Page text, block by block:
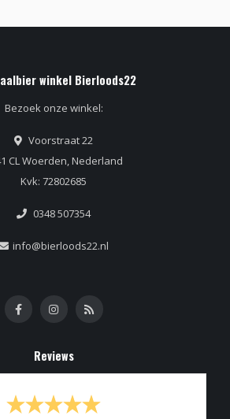
winkel Bierloods22
Bezoek onze winkel:
Voorstraat 22
CL Woerden, Nederland
Kvk: 72802685
0348 507354
info@bierloods22.nl
Reviews